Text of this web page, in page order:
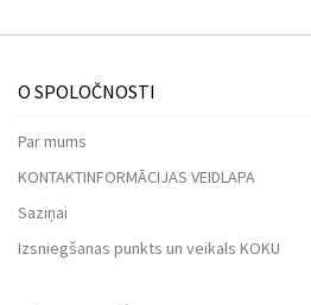
O SPOLOČNOSTI
Par mums
KONTAKTINFORMĀCIJAS VEIDLAPA
Saziņai
Izsniegšanas punkts un veikals KOKU